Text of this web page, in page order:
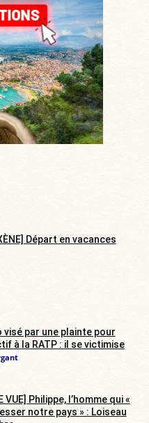
Départ en vacances
visé par une plainte pour
à la RATP : il se victimise
VUE] Philippe, l’homme qui «
notre pays » : Loiseau